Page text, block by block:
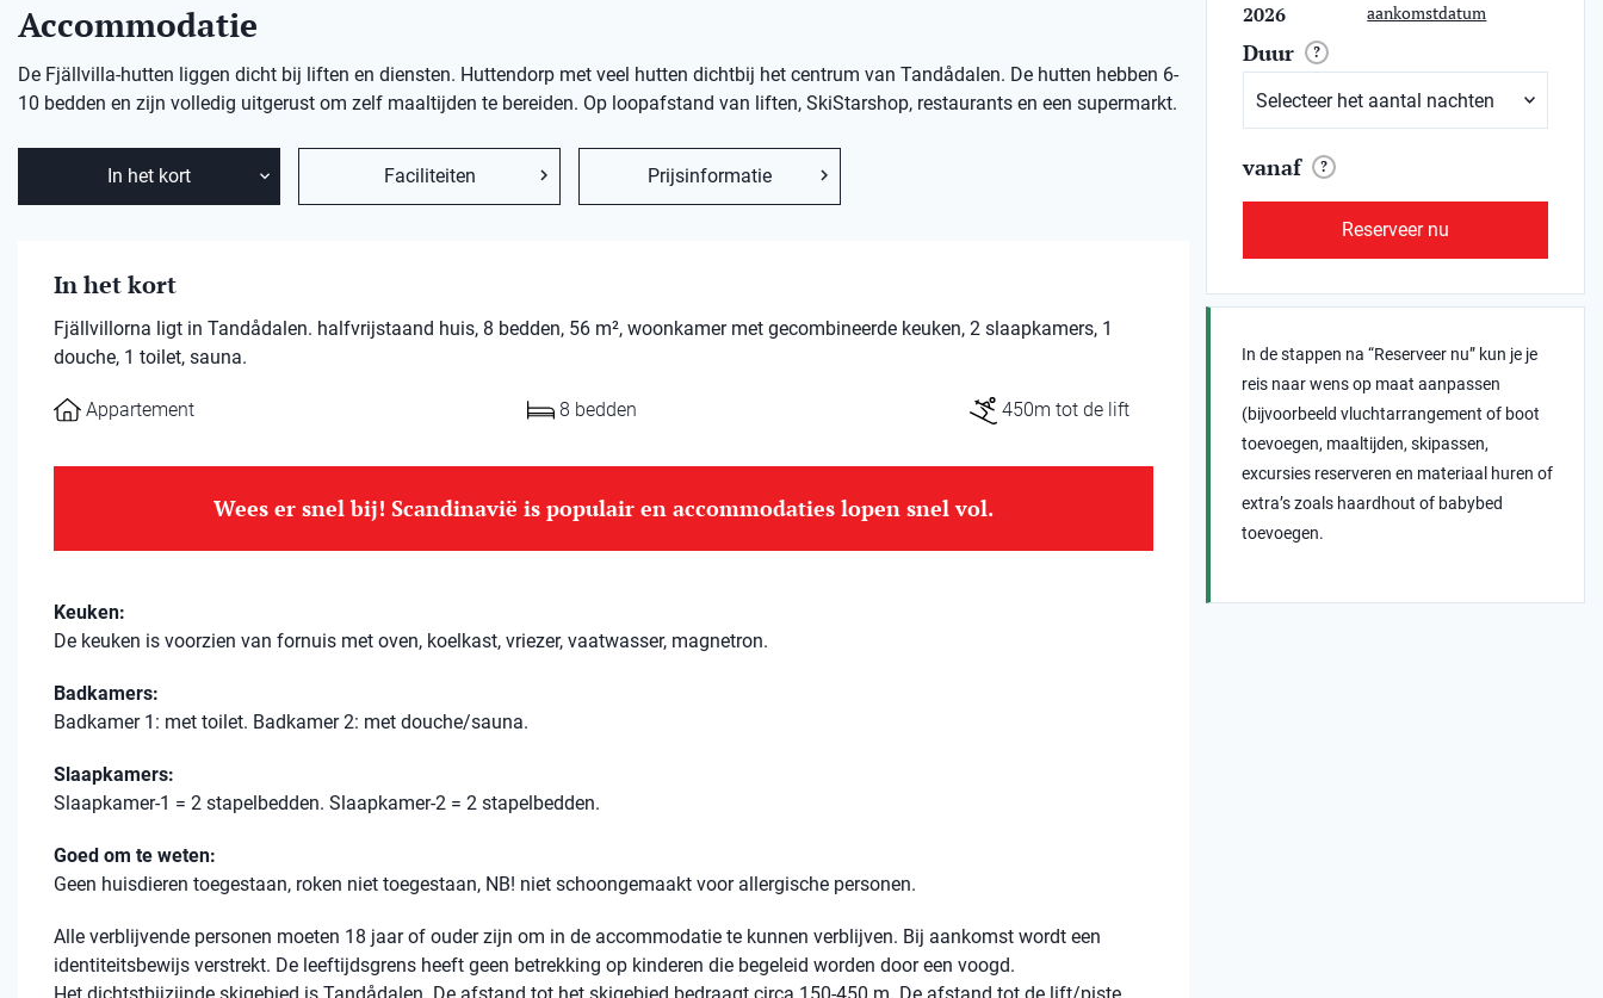
Accommodatie
De Fjällvilla-hutten liggen dicht bij liften en diensten. Huttendorp met veel hutten dichtbij het centrum van Tandådalen. De hutten hebben 6-
10 bedden en zijn volledig uitgerust om zelf maaltijden te bereiden. Op loopafstand van liften, SkiStarshop, restaurants en een supermarkt.
In het kort Faciliteiten Prijsinformatie
In het kort
Fjällvillorna ligt in Tandådalen. halfvrijstaand huis, 8 bedden, 56 m², woonkamer met gecombineerde keuken, 2 slaapkamers, 1
douche, 1 toilet, sauna.
Appartement 8 bedden 450m tot de lift
Wees er snel bij! Scandinavië is populair en accommodaties lopen snel vol.
Keuken:
De keuken is voorzien van fornuis met oven, koelkast, vriezer, vaatwasser, magnetron.
Badkamers:
Badkamer 1: met toilet. Badkamer 2: met douche/sauna.
Slaapkamers:
Slaapkamer-1 = 2 stapelbedden. Slaapkamer-2 = 2 stapelbedden.
Goed om te weten:
Geen huisdieren toegestaan, roken niet toegestaan, NB! niet schoongemaakt voor allergische personen.
Alle verblijvende personen moeten 18 jaar of ouder zijn om in de accommodatie te kunnen verblijven. Bij aankomst wordt een
identiteitsbewijs verstrekt. De leeftijdsgrens heeft geen betrekking op kinderen die begeleid worden door een voogd.
2026
aankomstdatum
Duur ?
vanaf ?
Reserveer nu
In de stappen na “Reserveer nu” kun je je
reis naar wens op maat aanpassen
(bijvoorbeeld vluchtarrangement of boot
toevoegen, maaltijden, skipassen,
excursies reserveren en materiaal huren of
extra’s zoals haardhout of babybed
toevoegen.